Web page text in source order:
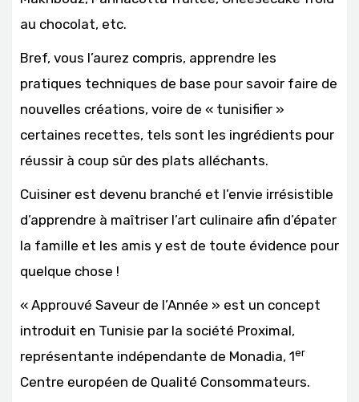
au chocolat, etc.
Bref, vous l’aurez compris, apprendre les
pratiques techniques de base pour savoir faire de
nouvelles créations, voire de « tunisifier »
certaines recettes, tels sont les ingrédients pour
réussir à coup sûr des plats alléchants.
Cuisiner est devenu branché et l’envie irrésistible
d’apprendre à maîtriser l’art culinaire afin d’épater
la famille et les amis y est de toute évidence pour
quelque chose !
« Approuvé Saveur de l’Année » est un concept
introduit en Tunisie par la société Proximal,
représentante indépendante de Monadia, 1er
Centre européen de Qualité Consommateurs.